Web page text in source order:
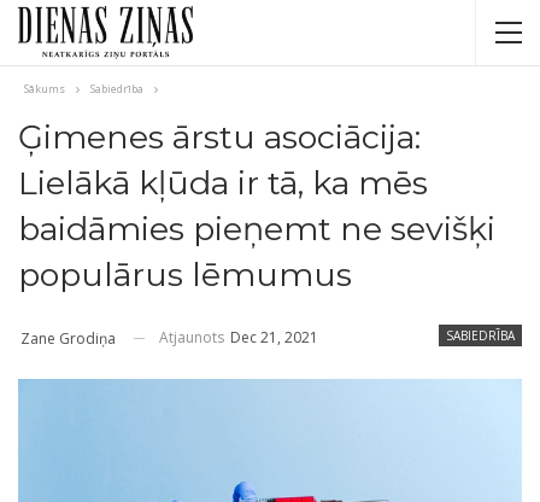
Sākums Sabiedrība
Ģimenes ārstu asociācija:
Lielākā kļūda ir tā, ka mēs
baidāmies pieņemt ne sevišķi
populārus lēmumus
SABIEDRĪBA
Zane Grodiņa Atjaunots Dec 21, 2021